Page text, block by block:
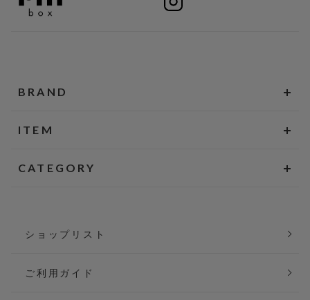
BRAND
ITEM
CATEGORY
ショップリスト
ご利用ガイド